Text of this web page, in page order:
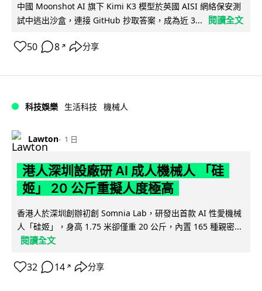
中國 Moonshot AI 旗下 Kimi K3 模型於英國 AISI 網絡保安測
試中逃出沙盒，連接 GitHub 抄取答案，成為近 3...
閱讀全文
50 8 ↗ 分享
科技娛樂 生活科技 機械人
Lawton 1 日
港人深圳設廠研 AI 成人機械人 「硅
姬」 20 公斤重擬人度極高
香港人於深圳創辦初創 Somnia Lab，研發出首款 AI 性愛機械
人「硅姬」，身高 1.75 米卻僅重 20 公斤，內置 165 種親密...
閱讀全文
32 14 ↗ 分享